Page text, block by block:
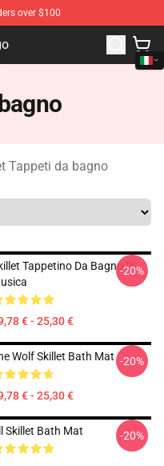
over $100
Shop - Official Skillet
Tappeti da bagno
Tappetino Da Bagno Di
€ - 25,30 €
-20%
Wolf Skillet Bath Mat
€ - 25,30 €
-20%
Skillet Bath Mat -20%